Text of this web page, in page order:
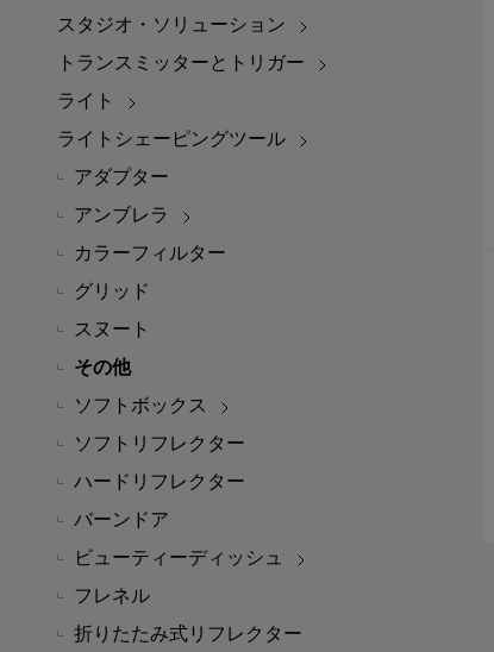
スタジオ・ソリューション
トランスミッターとトリガー
ライト
ライトシェーピングツール
アダプター
アンブレラ
カラーフィルター
グリッド
スヌート
その他
ソフトボックス
ソフトリフレクター
ハードリフレクター
バーンドア
ビューティーディッシュ
フレネル
折りたたみ式リフレクター